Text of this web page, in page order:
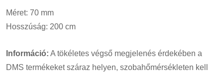
Méret: 70 mm
Hosszúság: 200 cm
Információ: A tökéletes végső megjelenés érdekében a
DMS termékeket száraz helyen, szobahőmérsékleten kell